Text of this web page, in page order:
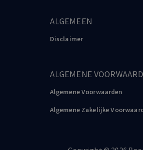
ALGEMEEN
Disclaimer
ALGEMENE
Algemene Voorwaarden
Algemene Zakelijke